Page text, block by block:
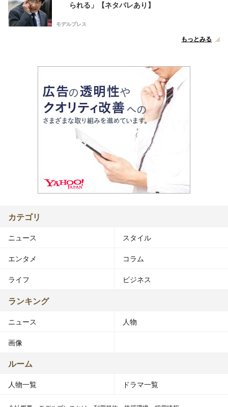
られる」【ネタバレあり】
モデルプレス
もっとみる
カテゴリ
ニュース スタイル
エンタメ コラム
ライフ ビジネス
ランキング
ニュース 人物
画像
ルーム
人物一覧 ドラマ一覧